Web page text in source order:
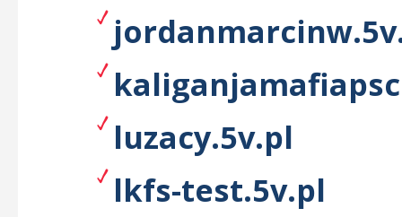
luzacy.5v.pl
lkfs-test.5v.pl